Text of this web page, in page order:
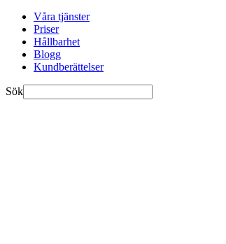
Våra tjänster
Priser
Hållbarhet
Blogg
Kundberättelser
Sök